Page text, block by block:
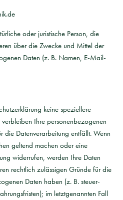
oder juristische Person, die
über die Zwecke und Mittel der
Daten (z. B. Namen, E-Mail-
keine speziellere
Ihre personenbezogenen
die Datenverarbeitung entfällt. Wenn
geltend machen oder eine
widerrufen, werden Ihre Daten
rechtlich zulässigen Gründe für die
Daten haben (z. B. steuer-
im letztgenannten Fall